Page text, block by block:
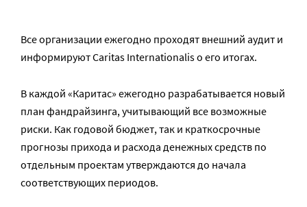
Все организации ежегодно проходят внешний аудит и
информируют Caritas Internationalis о его итогах.
В каждой «Каритас» ежегодно разрабатывается новый
план фандрайзинга, учитывающий все возможные
риски. Как годовой бюджет, так и краткосрочные
прогнозы прихода и расхода денежных средств по
отдельным проектам утверждаются до начала
соответствующих периодов.